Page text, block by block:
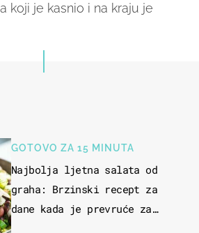
koji je kasnio i na kraju je
GOTOVO ZA 15 MINUTA
Najbolja ljetna salata od
graha: Brzinski recept za
dane kada je prevruće za